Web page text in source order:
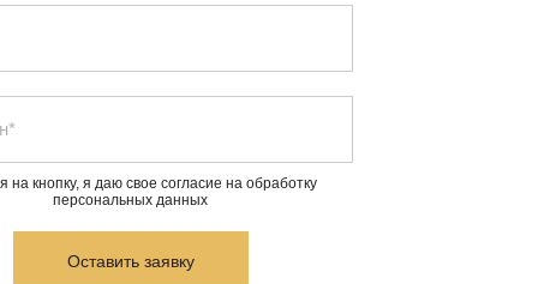
на кнопку, я даю свое согласие на обработку
персональных данных